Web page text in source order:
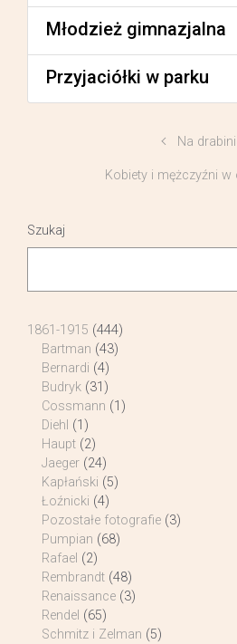
Młodzież gimnazjalna
Przyjaciółki w parku
Na
Kobiety i mężczyźni w
Szukaj
1861-1915 (444)
Bartman (43)
Bernardi (4)
Budryk (31)
Cossmann (1)
Diehl (1)
Haupt (2)
Jaeger (24)
Kapłański (5)
Łoźnicki (4)
Pozostałe fotografie (3)
Pumpian (68)
Rafael (2)
Rembrandt (48)
Renaissance (3)
Rendel (65)
Schmitz i Zelman (5)